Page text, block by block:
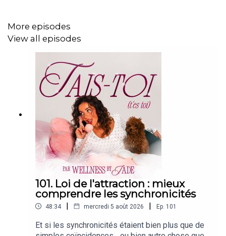
IG/TikTok : @wellnessbyjade
More episodes
View all episodes
101. Loi de l'attraction : mieux
comprendre les synchronicités
48:34 | mercredi 5 août 2026 | Ep. 101
Et si les synchronicités étaient bien plus que de